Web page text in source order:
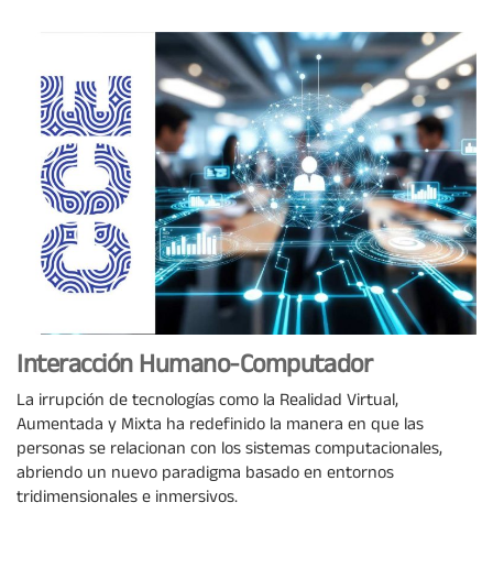
Interacción Humano-Computador
La irrupción de tecnologías como la Realidad Virtual,
Aumentada y Mixta ha redefinido la manera en que las
personas se relacionan con los sistemas computacionales,
abriendo un nuevo paradigma basado en entornos
tridimensionales e inmersivos.